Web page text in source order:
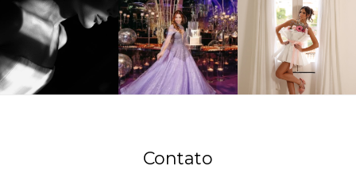
Contato